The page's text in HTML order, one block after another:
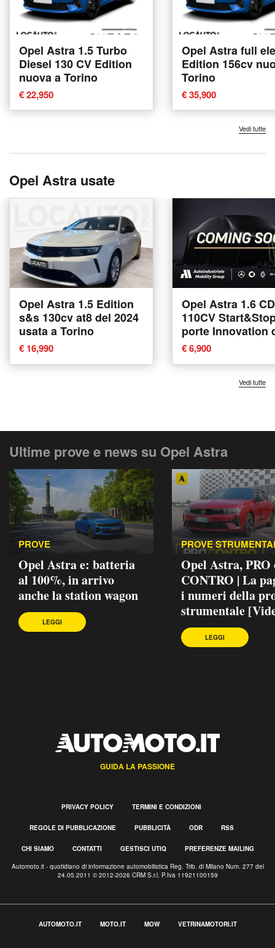
Opel Astra 1.5 Turbo
Diesel 130 CV Edition
nuova a Torino
€ 22,950
Opel Astra full
Edition 156cv
Torino
€ 35,900
Vedi tutte
Opel Astra usate
Opel Astra 1.5 Edition
s&s 130cv at8 del 2024
usata a Torino
€ 16,990
Opel Astra 1.6
110CV
porte Innovation
2016 usata a
€ 6,900
Vedi tutte
Ultime prove e news su Opel Astra
PROVE
Opel Astra e: batteria
al 100%, in arrivo
anche la station wagon
LEGGI
PROVE
Opel Astra, PRO
CONTRO | La
i numeri della
strumentale
LEGGI
GUIDA LA PASSIONE
PRIVACY POLICY TERMINI E CONDIZIONI
REGOLE DI PUBBLICAZIONE PUBBLICITÀ ODR RSS
CHI SIAMO CONTATTI GESTISCI UTIQ PREFERENZE MAILING
Automoto.it - quotidiano di informazione automobilistica Reg. Trib. di Milano Num. 277 del
24.05.2011 © 2012-2026 CRM S.r.l. P.Iva 11921100159
AUTOMOTO.IT MOTO.IT MOW VETRINAMOTORI.IT